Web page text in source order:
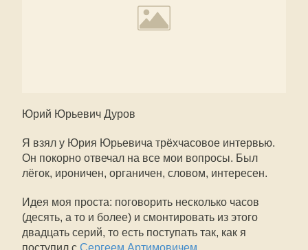
Юрий Юрьевич Дуров
Я взял у Юрия Юрьевича трёхчасовое интервью.
Он покорно отвечал на все мои вопросы. Был
лёгок, ироничен, органичен, словом, интересен.
Идея моя проста: поговорить несколько часов
(десять, а то и более) и смонтировать из этого
двадцать серий, то есть поступать так, как я
поступил с Сергеем Артимовичем